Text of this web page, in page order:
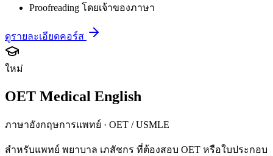
Proofreading โดยเจ้าของภาษา
ดูรายละเอียดคอร์ส
ใหม่
OET Medical English
ภาษาอังกฤษการแพทย์ · OET / USMLE
สำหรับแพทย์ พยาบาล เภสัชกร ที่ต้องสอบ OET หรือใบประกอบ